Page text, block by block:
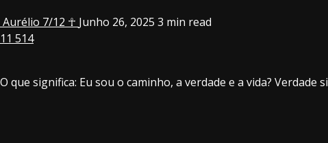
Aurélio 7/12 ☥ Junho 26, 2025 3 min read
11 514
O que significa: Eu sou o caminho, a verdade e a vida?